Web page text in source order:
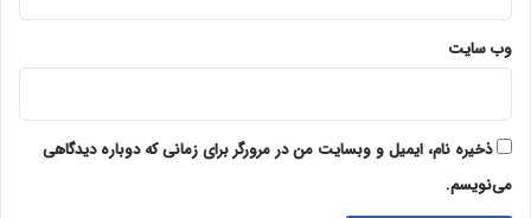
وب‌ سایت
ذخیره نام، ایمیل و وبسایت من در مرورگر برای زمانی که دوباره دیدگاهی
می‌نویسم.